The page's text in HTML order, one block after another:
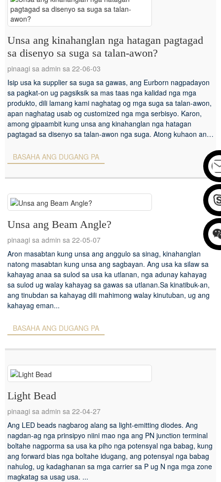
Unsa ang kinahanglan nga hatagan pagtagad
sa disenyo sa suga sa talan-awon?
pinaagi sa admin sa 22-06-03
Isip usa ka supplier sa suga sa gawas, ang Eurborn nagpadayon
sa pagkat-on ug pagsiksik sa mas taas nga kalidad nga mga
produkto, dili lamang kami naghatag og mga suga sa talan-awon,
apan naghatag usab og customized nga mga serbisyo. Karon,
among gipaambit kung unsa ang kinahanglan nga hatagan
pagtagad sa disenyo sa talan-awon nga suga. Atong kuhaon ang
BASAHA ANG DUGANG PA
Unsa ang Beam Angle?
pinaagi sa admin sa 22-05-07
Aron masabtan kung unsa ang anggulo sa sinag, kinahanglan
natong masabtan kung unsa ang sagbayan. Ang usa ka silaw sa
kahayag anaa sa sulod sa usa ka utlanan, nga adunay kahayag
sa sulod ug walay kahayag sa gawas sa utlanan.Sa kinatibuk-an,
ang tinubdan sa kahayag dili mahimong walay kinutuban, ug ang
kahayag eman...
BASAHA ANG DUGANG PA
Light Bead
pinaagi sa admin sa 22-04-27
Ang LED beads nagbarog alang sa light-emitting diodes. Ang
nagdan-ag nga prinsipyo niini mao nga ang PN junction terminal
boltahe nagporma sa usa ka piho nga potensyal nga babag, kung
ang forward bias nga boltahe idugang, ang potensyal nga babag
nahulog, ug kadaghanan sa mga carrier sa P ug N nga mga zone
magkatag sa usag usa. ...